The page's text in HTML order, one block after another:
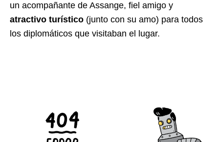
un acompañante de Assange, fiel amigo y
atractivo turístico (junto con su amo) para todos
los diplomáticos que visitaban el lugar.